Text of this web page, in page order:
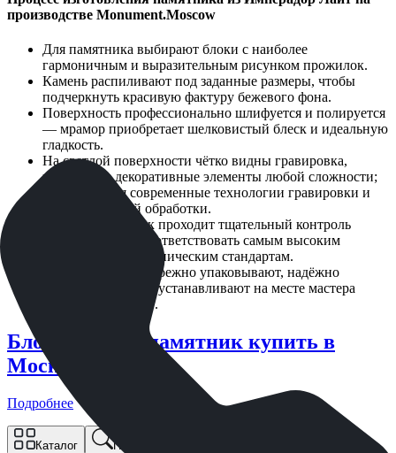
производстве Monument.Moscow
Для памятника выбирают блоки с наиболее
гармоничным и выразительным рисунком прожилок.
Камень распиливают под заданные размеры, чтобы
подчеркнуть красивую фактуру бежевого фона.
Поверхность профессионально шлифуется и полируется
— мрамор приобретает шелковистый блеск и идеальную
гладкость.
На светлой поверхности чётко видны гравировка,
портреты и декоративные элементы любой сложности;
используются современные технологии гравировки и
художественной обработки.
Каждый памятник проходит тщательный контроль
качества, чтобы соответствовать самым высоким
эстетическим и техническим стандартам.
Готовое изделие бережно упаковывают, надёжно
транспортируют и устанавливают на месте мастера
Monument.Moscow.
Блог: новость памятник купить в
Москве
Подробнее
Каталог Поиск